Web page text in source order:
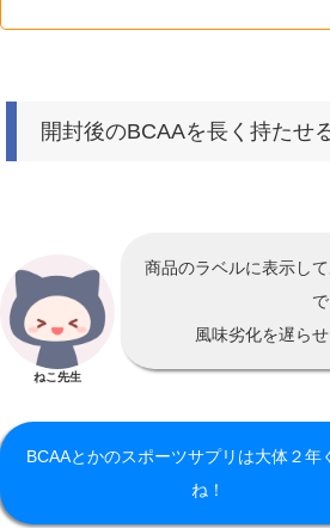
開封後のBCAAを長く持たせ
ねこ先生
商品のラベルに表示し
で
風味劣化を遅ら
BCAAとかのスポーツサプリは大体２年
ね！